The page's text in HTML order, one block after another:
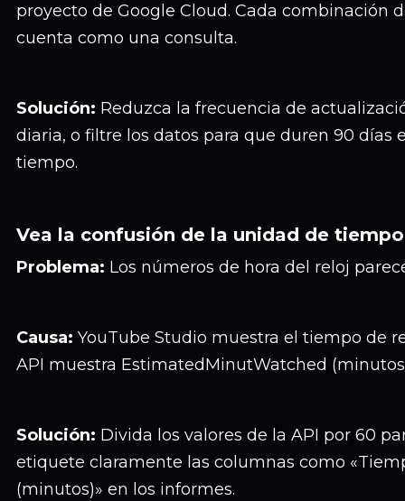
proyecto de Google Cloud. Cada combinación
cuenta como una consulta.
Solución: Reduzca la frecuencia de
diaria, o filtre los datos para que duren 90 días
tiempo.
Vea la confusión de la unidad de tiempo
Problema: Los números de hora del reloj
Causa: YouTube Studio muestra el tiempo de
API muestra EstimatedMinutWatched
Solución: Divida los valores de la API por 60
etiquete claramente las columnas como
(minutos)» en los informes.